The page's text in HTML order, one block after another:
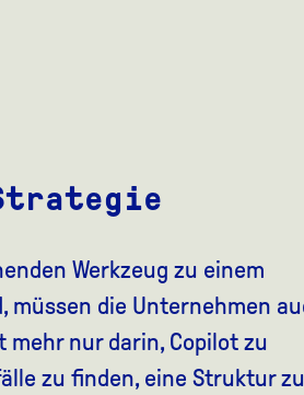
Werkzeug zu einem
müssen die Unternehmen
mehr nur darin, Copilot zu
zu finden, eine Struktur zu